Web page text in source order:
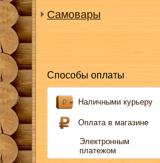
Самовары
Способы оплаты
Наличными курьеру
Оплата в магазине
Электронным
платежом